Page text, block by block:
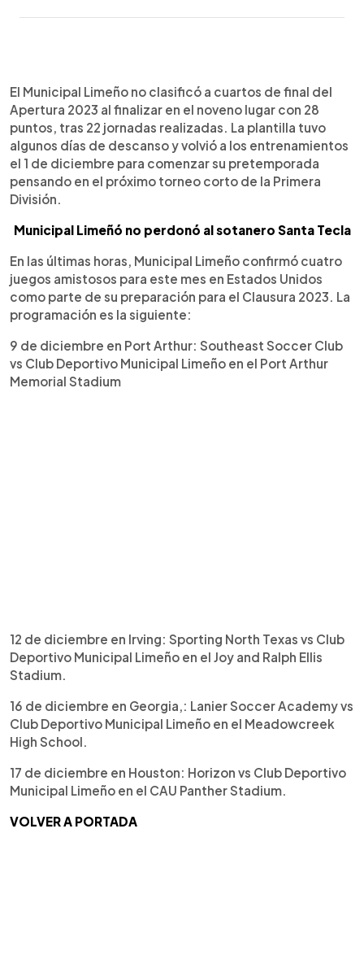
► Escuchar artículo
El Municipal Limeño no clasificó a cuartos de final del
Apertura 2023 al finalizar en el noveno lugar con 28
puntos, tras 22 jornadas realizadas. La plantilla tuvo
algunos días de descanso y volvió a los entrenamientos
el 1 de diciembre para comenzar su pretemporada
pensando en el próximo torneo corto de la Primera
División.
Municipal Limeñó no perdonó al sotanero Santa Tecla
En las últimas horas, Municipal Limeño confirmó cuatro
juegos amistosos para este mes en Estados Unidos
como parte de su preparación para el Clausura 2023. La
programación es la siguiente:
9 de diciembre en Port Arthur: Southeast Soccer Club
vs Club Deportivo Municipal Limeño en el Port Arthur
Memorial Stadium
12 de diciembre en Irving: Sporting North Texas vs Club
Deportivo Municipal Limeño en el Joy and Ralph Ellis
Stadium.
16 de diciembre en Georgia,: Lanier Soccer Academy vs
Club Deportivo Municipal Limeño en el Meadowcreek
High School.
17 de diciembre en Houston: Horizon vs Club Deportivo
Municipal Limeño en el CAU Panther Stadium.
VOLVER A PORTADA